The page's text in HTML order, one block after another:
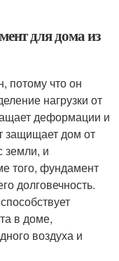
для дома из
потому что он
нагрузки от
деформации и
защищает дом от
земли, и
того, фундамент
долговечность.
в доме,
воздуха и